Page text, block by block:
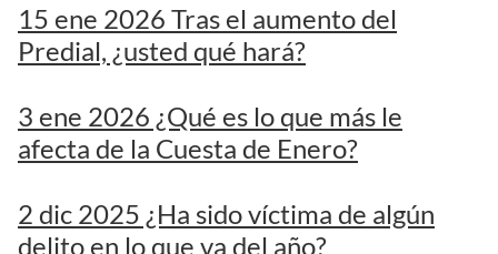
15 ene 2026 Tras el aumento del
Predial, ¿usted qué hará?
3 ene 2026 ¿Qué es lo que más le
afecta de la Cuesta de Enero?
2 dic 2025 ¿Ha sido víctima de algún
delito en lo que va del año?